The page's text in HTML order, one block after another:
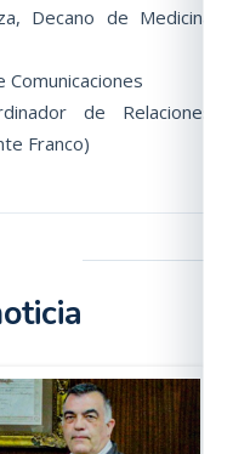
Decano de Medicina
Comunicaciones
de Relaciones
Franco)